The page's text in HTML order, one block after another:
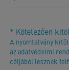
* Kötelezően
A nyomtatvány
az adatvédelmi
céljából lesznek